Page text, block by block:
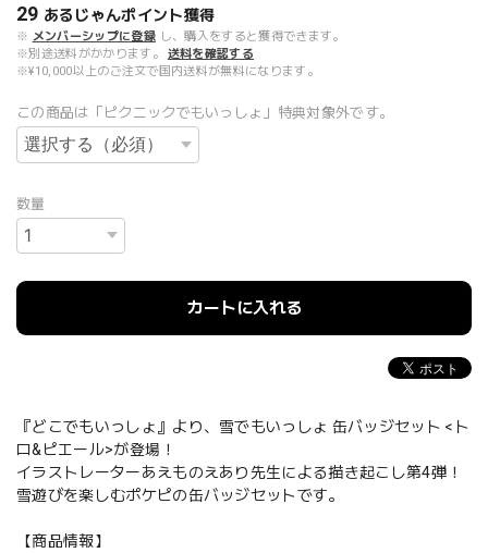
29 あるじゃんポイント獲得
※ メンバーシップに登録 し、購入をすると獲得できます。
※別途送料がかかります。
送料を確認する
※¥10,000以上のご注文で国内送料が無料になります。
この商品は「ピクニックでもいっしょ」特典対象外です。
数量
カートに入れる
『どこでもいっしょ』より、雪でもいっしょ 缶バッジセット <ト
ロ&ピエール>が登場！
イラストレーターあえものえあり先生による描き起こし第4弾！
雪遊びを楽しむポケピの缶バッジセットです。
【商品情報】